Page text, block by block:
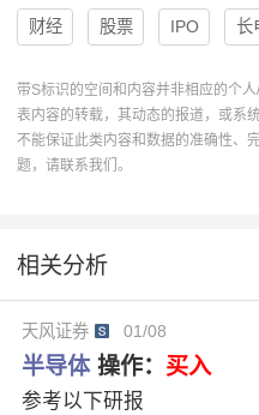
财经 股票 IPO 长
增持评级 半导体 存储
摩尔定律 维持评级
带S标识的空间和内容并非相应的个
表内容的转载，其动态的报道，或系
不能保证此类内容和数据的准确性、
题，请联系我们。
相关分析
天风证券 01/08
半导体 操作： 买入
参考以下研报